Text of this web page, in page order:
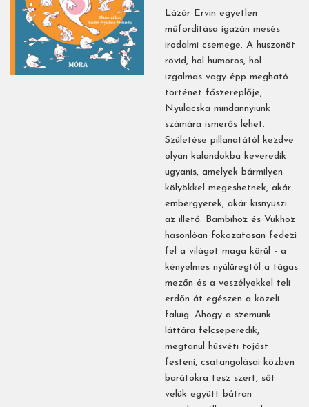
Lázár Ervin egyetlen
műfordítása igazán mesés
irodalmi csemege. A huszonöt
rövid, hol humoros, hol
izgalmas vagy épp megható
történet főszereplője,
Nyulacska mindannyiunk
számára ismerős lehet.
Születése pillanatától kezdve
olyan kalandokba keveredik
ugyanis, amelyek bármilyen
kölyökkel megeshetnek, akár
embergyerek, akár kisnyuszi
az illető. Bambihoz és Vukhoz
hasonlóan fokozatosan fedezi
fel a világot maga körül - a
kényelmes nyúlüregtől a tágas
mezőn és a veszélyekkel teli
erdőn át egészen a közeli
faluig. Ahogy a szemünk
láttára felcseperedik,
megtanul húsvéti tojást
festeni, csatangolásai közben
barátokra tesz szert, sőt
velük együtt bátran